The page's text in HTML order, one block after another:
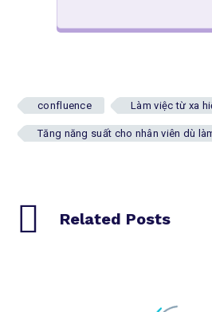
confluence Làm việc từ xa
Tăng năng suất cho nhân viên dù
Related Posts